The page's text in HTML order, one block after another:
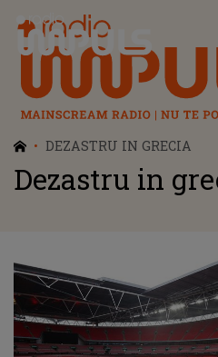
Radio Impuls
DEZASTRU IN GRECIA
Dezastru in